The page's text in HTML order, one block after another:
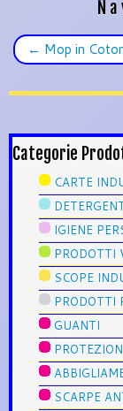
← Mop in
Categorie
CARTE
IGIENE
PRODOTTI
SCOPE
PRODOTTI
GUANTI
SCARPE